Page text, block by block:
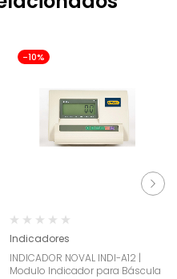
-10%
Indicadores
INDICADOR NOVAL INDI-A12 |
Modulo Indicador para Báscula